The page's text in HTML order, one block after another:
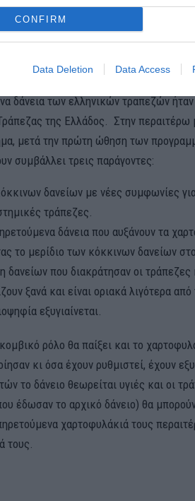
CONFIRM
Data Deletion Data Access
όρος των κόκκινων δανείων για τις 4
δάνεια των ελληνικών τραπεζών
της Ελλάδος. Στην
μετά την πρώτη ώθηση των
συμβάλλει τρεις παράγοντες:
δανείων με νέες συμφωνίες
τράπεζες.
δάνεια που αυξάνουν τα
το μερίδιο των κόκκινων δανείων
δανείων που διακράτησαν οι τράπεζες
ξανά και είναι οριακά λιγότερα
εξυγιαίνεται.
ρόλο θα παίξει και το
κι όσα έχουν ρυθμιστεί, έχουν
το δάνειο θεωρείται υγιές και οι
έδωσαν το αρχικό δάνειο) θα
χαρτοφυλάκιά τους
τους.